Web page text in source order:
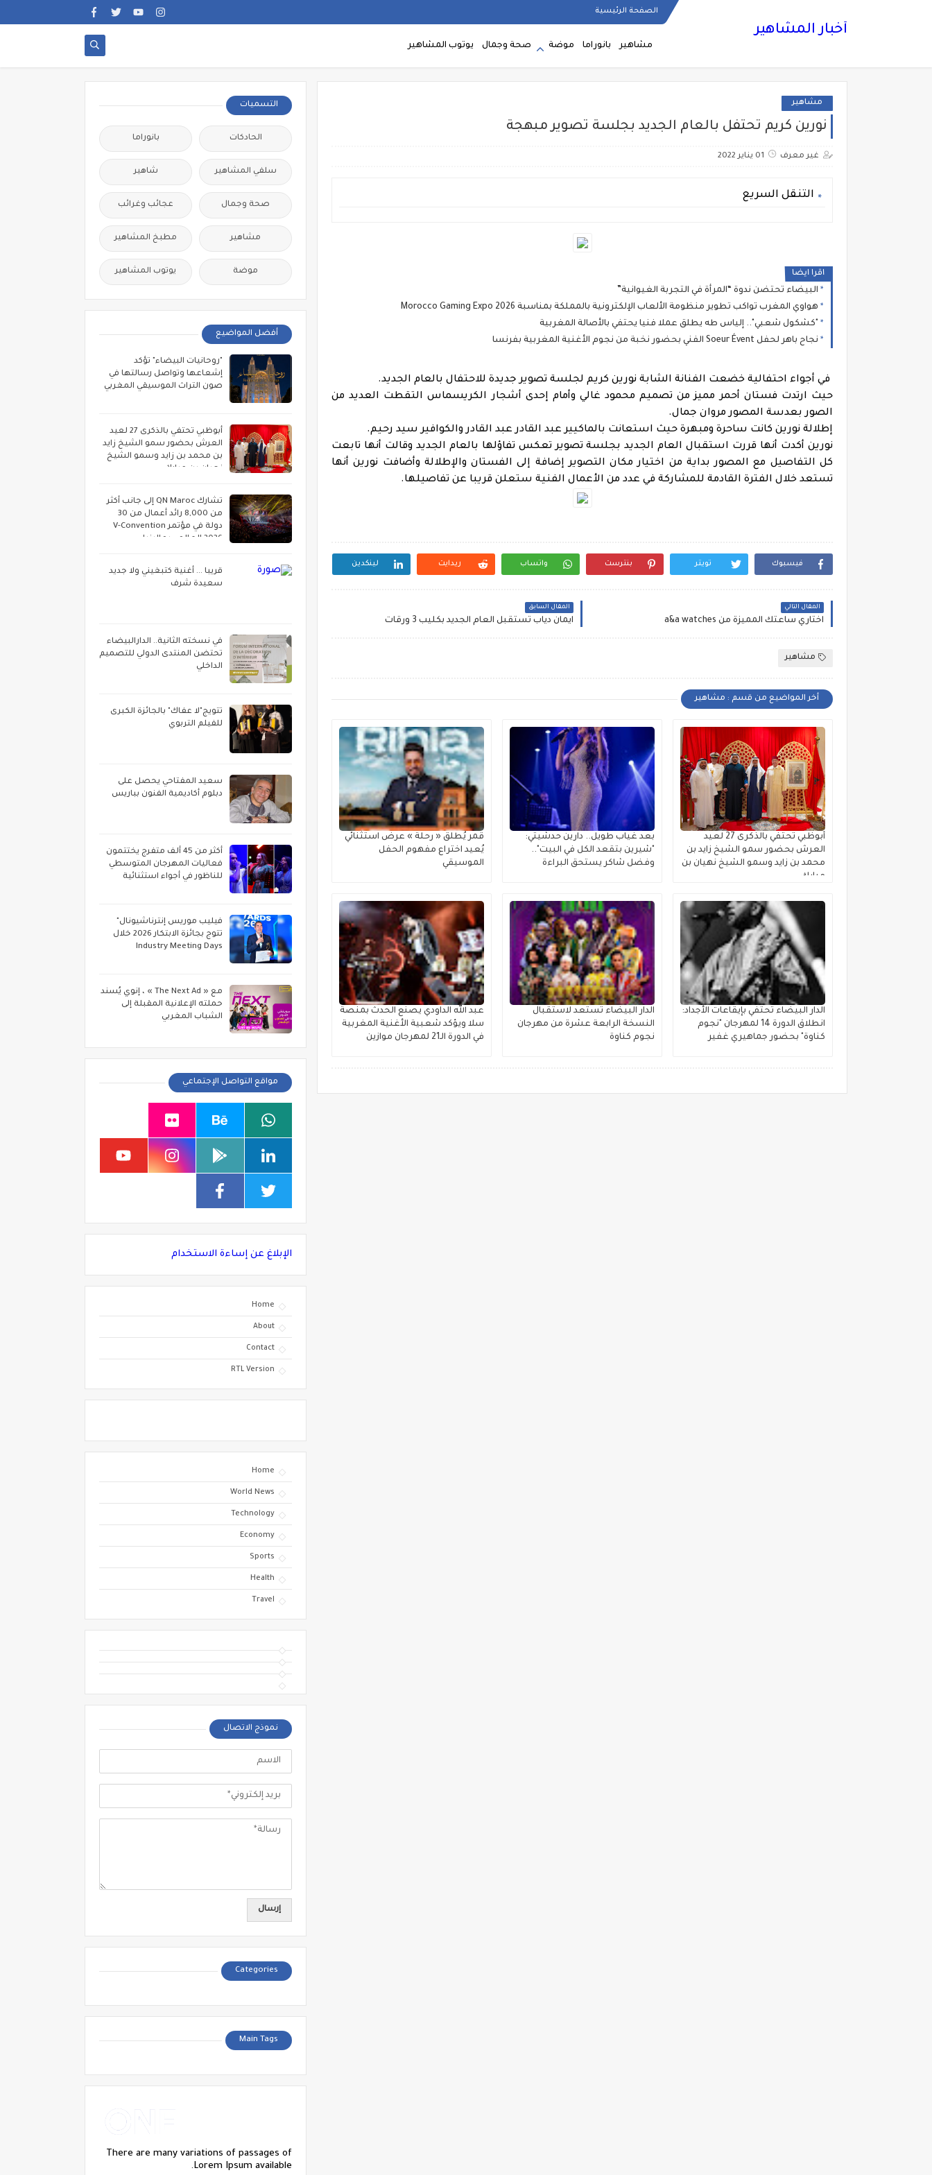
الصفحة الرئيسية
أخبار المشاهير
مشاهير بانوراما موضة صحة وجمال يوتوب المشاهير
مشاهير
نورين كريم تحتفل بالعام الجديد بجلسة تصوير مبهجة
غير معرف 01 يناير 2022
التنقل السريع
اقرا ايضا
البيضاء تحتضن ندوة “المرأة في التجربة الغيوانية”
هواوي المغرب تواكب تطوير منظومة الألعاب الإلكترونية بالمملكة بمناسبة Morocco Gaming Expo 2026
"كشكول شعبي".. إلياس طه يطلق عملا فنيا يحتفي بالأصالة المغربية
نجاح باهر لحفل Soeur Évent الفني بحضور نخبة من نجوم الأغنية المغربية بفرنسا
في أجواء احتفالية خضعت الفنانة الشابة نورين كريم لجلسة تصوير جديدة للاحتفال بالعام الجديد.
حيث ارتدت فستان أحمر مميز من تصميم محمود غالي وأمام إحدى أشجار الكريسماس التقطت العديد من
الصور بعدسة المصور مروان جمال.
إطلالة نورين كانت ساحرة ومبهرة حيث استعانت بالماكيير عبد القادر عبد القادر والكوافير سيد رحيم.
نورين أكدت أنها قررت استقبال العام الجديد بجلسة تصوير تعكس تفاؤلها بالعام الجديد وقالت أنها تابعت
كل التفاصيل مع المصور بداية من اختيار مكان التصوير إضافة إلى الفستان والإطلالة وأضافت نورين أنها
تستعد خلال الفترة القادمة للمشاركة في عدد من الأعمال الفنية ستعلن قريبا عن تفاصيلها.
فيسبوك تويتر بنترست واتساب ريدايت لينكدين
المقال التالي
اختاري ساعتك المميزة من a&a watches
المقال السابق
ايمان دياب تستقبل العام الجديد بكليب 3 ورقات
مشاهير
أخر المواضيع من قسم : مشاهير
أبوظبي تحتفي بالذكرى 27 لعيد
العرش بحضور سمو الشيخ زايد بن
محمد بن زايد وسمو الشيخ نهيان بن
مبارك
بعد غياب طويل.. دارين حدشيتي:
"شيرين بتقعد الكل في البيت"..
وفضل شاكر يستحق البراءة
قمر يُطلق « رحلة » عرضٌ استثنائي
يُعيد اختراع مفهوم الحفل
الموسيقي
الدار البيضاء تحتفي بإيقاعات الأجداد:
انطلاق الدورة 14 لمهرجان "نجوم
كناوة" بحضور جماهيري غفير
الدار البيضاء تستعد لاستقبال
النسخة الرابعة عشرة من مهرجان
نجوم كناوة
عبد الله الداودي يصنع الحدث بمنصة
سلا ويؤكد شعبية الأغنية المغربية
في الدورة الـ21 لمهرجان موازين
التسميات
الحادكات بانوراما
سلفي المشاهير شاهير
صحة وجمال عجائب وغرائب
مشاهير مطبخ المشاهير
موضة يوتوب المشاهير
أفضل المواضيع
"روحانيات البيضاء" تؤكد
إشعاعها وتواصل رسالتها في
صون التراث الموسيقي المغربي
أبوظبي تحتفي بالذكرى 27 لعيد
العرش بحضور سمو الشيخ زايد
بن محمد بن زايد وسمو الشيخ
نهيان بن مبارك
تشارك QN Maroc إلى جانب أكثر
من 8,000 رائد أعمال من 30
دولة في مؤتمر V-Convention
2026 العالمي بماليزيا
قريبا ... أغنية كتبغيني ولا جديد
سعيدة شرف
في نسخته الثانية.. الدارالبيضاء
تحتضن المنتدى الدولي للتصميم
الداخلي
تتويج"لا عفاك" بالجائزة الكبرى
للفيلم التربوي
سعيد المفتاحي يحصل على
دبلوم أكاديمية الفنون بباريس
أكثر من 45 ألف متفرج يختتمون
فعاليات المهرجان المتوسطي
للناظور في أجواء استثنائية
فيليب موريس إنترناشيونال"
تتوج بجائزة الابتكار 2026 خلال
Industry Meeting Days
مع « The Next Ad » ، إنوي يُسند
حملته الإعلانية المقبلة إلى
الشباب المغربي
مواقع التواصل الإجتماعي
الإبلاغ عن إساءة الاستخدام
Home
About
Contact
RTL Version
Home
World News
Technology
Economy
Sports
Health
Travel
نموذج الاتصال
Categories
Main Tags
There are many variations of passages of
Lorem Ipsum available.